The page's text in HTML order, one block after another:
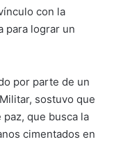
con la
para lograr un
por parte de un
sostuvo que
que busca la
cimentados en